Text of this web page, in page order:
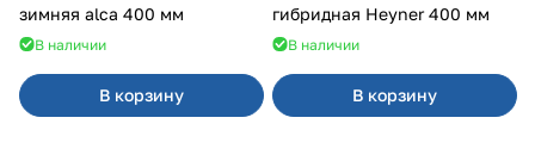
зимняя alca 400 мм
В наличии
В корзину
гибридная Heyner 400 мм
В наличии
В корзину